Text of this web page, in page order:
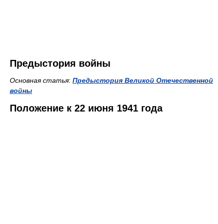
Предыстория войны
Основная статья: Предыстория Великой Отечественной
войны
Положение к 22 июня 1941 года